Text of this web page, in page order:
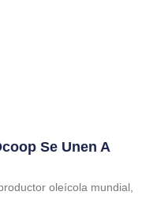
Se Unen A
oleícola mundial,